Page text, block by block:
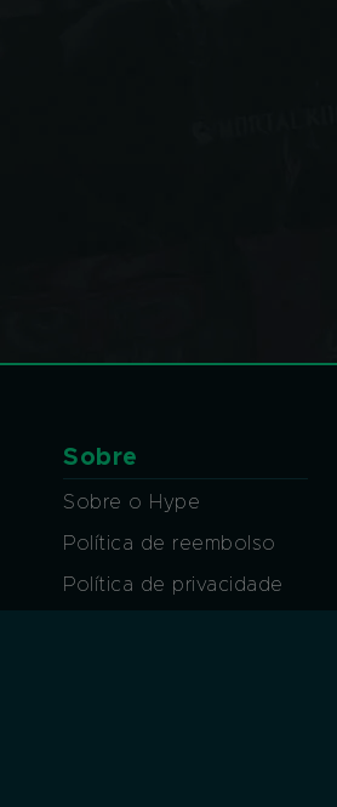
Sobre
Sobre o Hype
Política de reembolso
Política de privacidade